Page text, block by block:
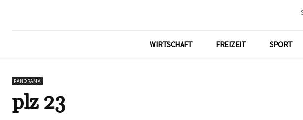
WIRTSCHAFT FREIZEIT SPORT
PANORAMA
plz 23